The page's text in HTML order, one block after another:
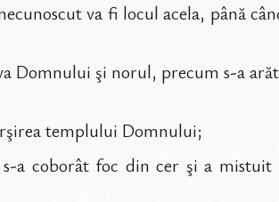
va fi locul acela, până
Domnului şi norul, precum s-a
templului Domnului;
a coborât foc din cer şi a